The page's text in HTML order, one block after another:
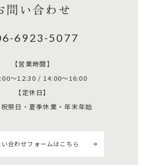
問い合わせ
6923-5077
【営業時間】
～12:30 / 14:00～16:00
【定休日】
祭日・夏季休業・年末年始
合わせフォームはこちら